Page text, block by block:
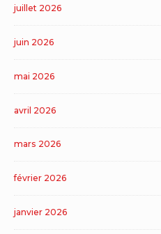
juillet 2026
juin 2026
mai 2026
avril 2026
mars 2026
février 2026
janvier 2026